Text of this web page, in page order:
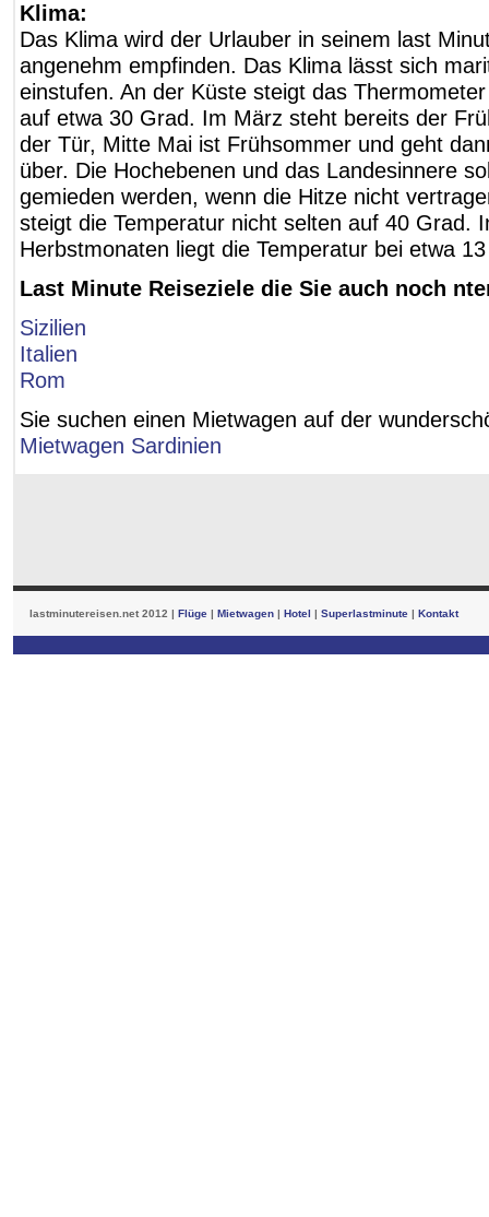
Klima:
Das Klima wird der Urlauber in seinem last
angenehm empfinden. Das Klima lässt sich
einstufen. An der Küste steigt das
auf etwa 30 Grad. Im März steht bereits der
der Tür, Mitte Mai ist Frühsommer und geht
über. Die Hochebenen und das Landesinnere
gemieden werden, wenn die Hitze nicht
steigt die Temperatur nicht selten auf 40 Grad.
Herbstmonaten liegt die Temperatur bei etwa
Last Minute Reiseziele die Sie auch noch
Sizilien
Italien
Rom
Sie suchen einen Mietwagen auf der
Mietwagen Sardinien
lastminutereisen.net 2012 | Flüge | Mietwagen | Hotel | Superlastminute | Kontakt